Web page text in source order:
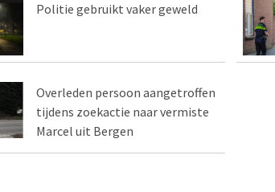
Politie gebruikt vaker geweld
Overleden persoon aangetroffen
tijdens zoekactie naar vermiste
Marcel uit Bergen